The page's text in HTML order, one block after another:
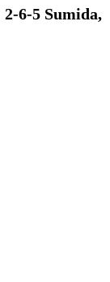
2-6-5 Sumida,